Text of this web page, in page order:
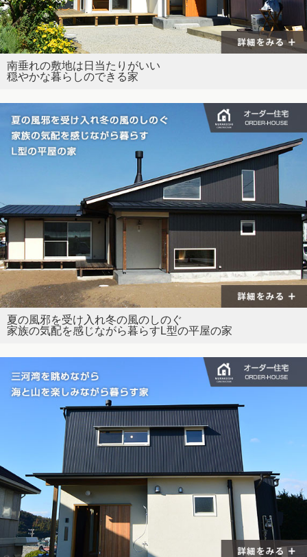
南垂れの敷地は日当たりがいい
穏やかな暮らしのできる家
夏の風邪を受け入れ冬の風のしのぐ
家族の気配を感じながら暮らすL型の平屋の家